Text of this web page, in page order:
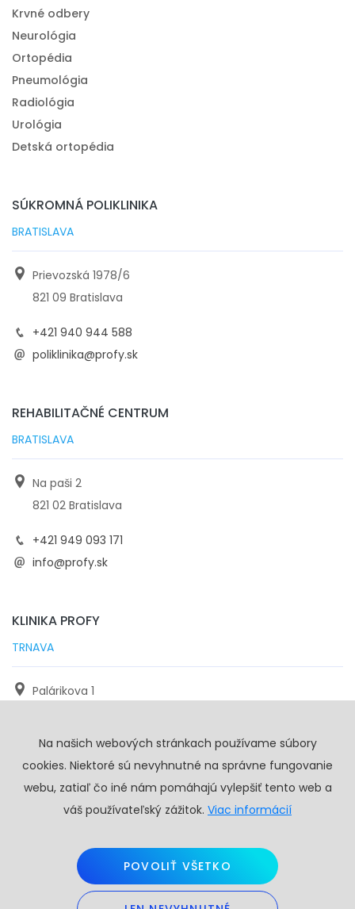
Krvné odbery
Neurológia
Ortopédia
Pneumológia
Radiológia
Urológia
Detská ortopédia
SÚKROMNÁ POLIKLINIKA
BRATISLAVA
Prievozská 1978/6
821 09 Bratislava
+421 940 944 588
poliklinika@profy.sk
REHABILITAČNÉ CENTRUM
BRATISLAVA
Na paši 2
821 02 Bratislava
+421 949 093 171
info@profy.sk
KLINIKA PROFY
TRNAVA
Palárikova 1
+421 905 117 923
info@profy.sk
Na našich webových stránkach používame súbory
cookies. Niektoré sú nevyhnutné na správne fungovanie
webu, zatiaľ čo iné nám pomáhajú vylepšiť tento web a
váš používateľský zážitok. Viac informácií
POVOLIŤ VŠETKO